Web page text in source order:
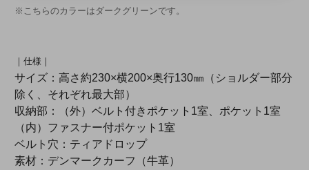
※こちらのカラーはダークグリーンです。
｜仕様｜
サイズ：高さ約230×横200×奥行130㎜（ショルダー部分
除く、それぞれ最大部）
収納部：（外）ベルト付きポケット1室、ポケット1室
（内）ファスナー付ポケット1室
ベルト穴：ティアドロップ
素材：デンマークカーフ（牛革）